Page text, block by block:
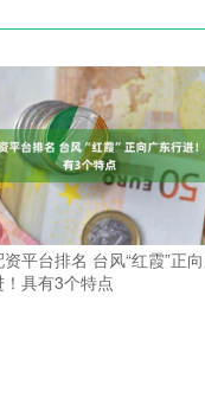
平台排名 台风“红霞”正
！具有3个特点